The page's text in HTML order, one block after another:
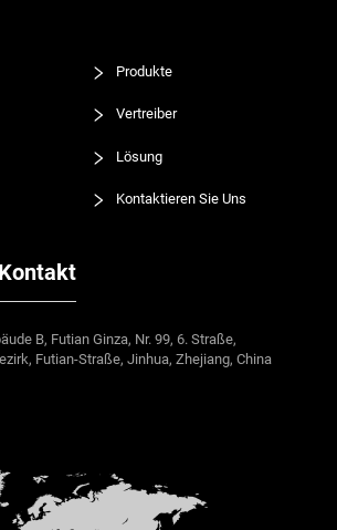
Produkte
Vertreiber
Lösung
Kontaktieren Sie Uns
B, Futian Ginza, Nr. 99, 6. Straße,
Futian-Straße, Jinhua, Zhejiang, China